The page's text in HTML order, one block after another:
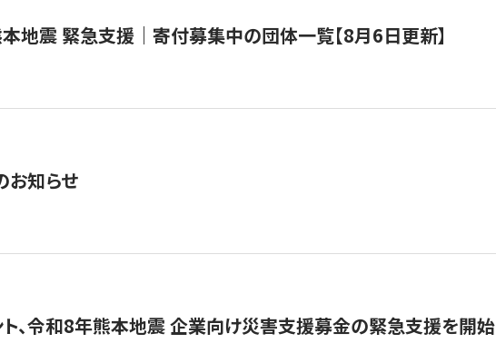
地震 緊急支援｜寄付募集中の団体一覧【8月6日更新】
お知らせ
ト、令和8年熊本地震 企業向け災害支援募金の緊急支援を開始